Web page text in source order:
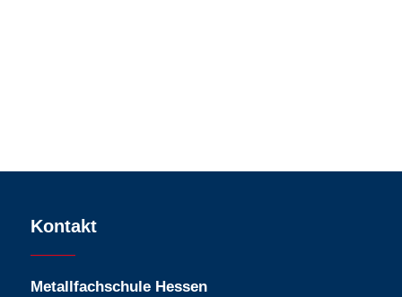
Kontakt
Metallfachschule Hessen